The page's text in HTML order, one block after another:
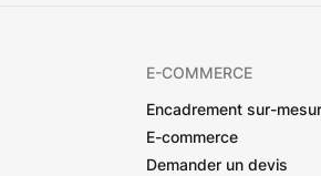
E-COMMERCE
Encadrement sur-
E-commerce
Demander un devis